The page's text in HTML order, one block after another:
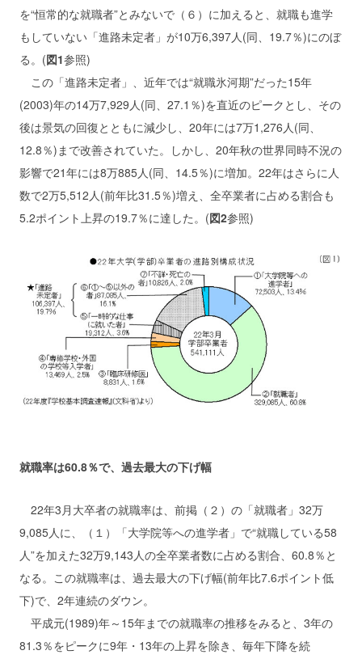
を“恒常的な就職者”とみないで（６）に加えると、就職も進学
もしていない「進路未定者」が10万6,397人(同、19.7％)にのぼ
る。(図1参照)
この「進路未定者」、近年では“就職氷河期”だった15年
(2003)年の14万7,929人(同、27.1％)を直近のピークとし、その
後は景気の回復とともに減少し、20年には7万1,276人(同、
12.8％)まで改善されていた。しかし、20年秋の世界同時不況の
影響で21年には8万885人(同、14.5％)に増加。22年はさらに人
数で2万5,512人(前年比31.5％)増え、全卒業者に占める割合も
5.2ポイント上昇の19.7％に達した。(図2参照)
就職率は60.8％で、過去最大の下げ幅
22年3月大卒者の就職率は、前掲（２）の「就職者」32万
9,085人に、（１）「大学院等への進学者」で“就職している58
人”を加えた32万9,143人の全卒業者数に占める割合、60.8％と
なる。この就職率は、過去最大の下げ幅(前年比7.6ポイント低
下)で、2年連続のダウン。
平成元(1989)年～15年までの就職率の推移をみると、3年の
81.3％をピークに9年・13年の上昇を除き、毎年下降を続